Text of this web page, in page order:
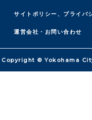
サイトポリシー、プライバ
運営会社・お問い合わせ
Copyright © Yokohama